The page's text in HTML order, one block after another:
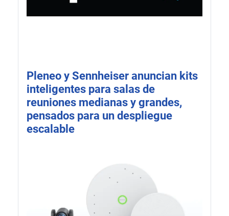
Pleneo y Sennheiser anuncian kits
inteligentes para salas de
reuniones medianas y grandes,
pensados para un despliegue
escalable